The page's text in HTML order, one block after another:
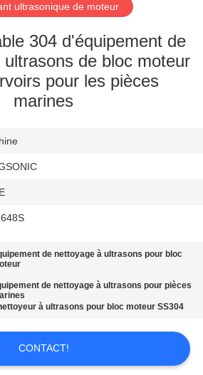
ultrasonique de moteur
304 d'équipement de
de bloc moteur
pour les pièces
marines
de nettoyage à ultrasons pour bloc
de nettoyage à ultrasons pour pièces
à ultrasons pour bloc moteur SS304
CONTACT!